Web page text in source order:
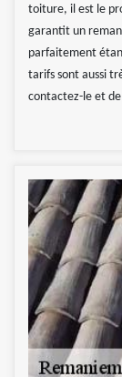
toiture, il est le
garantit un
parfaitement
tarifs sont aussi
contactez-le et